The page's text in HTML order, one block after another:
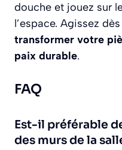
douche et jouez sur
l’espace. Agissez
transformer votre
paix durable.
FAQ
Est-il préférable
des murs de la